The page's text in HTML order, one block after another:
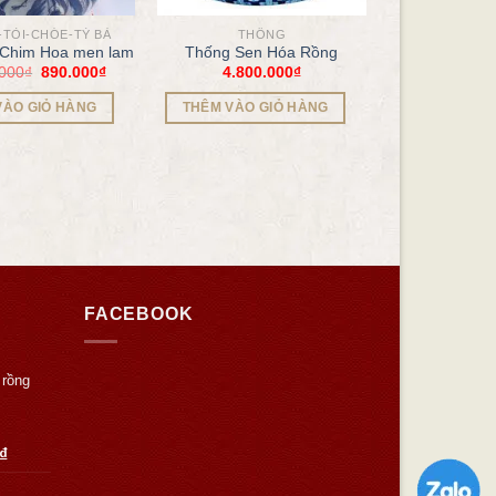
CHÓE-TỲ BÀ
Hoa men lam
₫ 890.000₫
GIỎ HÀNG
THỐNG
Thống Sen Hóa Rồng
4.800.000₫
THÊM VÀO GIỎ HÀNG
FACEBOOK